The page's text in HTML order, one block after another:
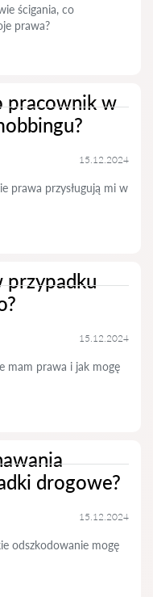
ścigania, co
prawa?
pracownik w
15.12.2024
prawa przysługują mi w
przypadku
15.12.2024
mam prawa i jak mogę
drogowe?
15.12.2024
odszkodowanie mogę